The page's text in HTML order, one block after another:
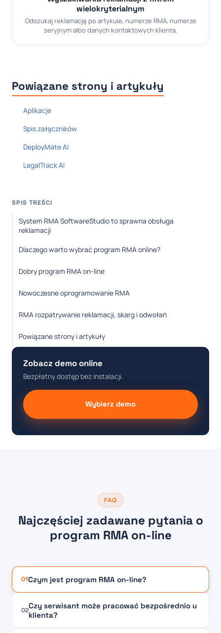
wielokryterialnym
Odszukaj reklamację po artykule, numerze RMA, numerze
seryjnym albo danych kontaktowych klienta.
Powiązane strony i artykuły
Aplikacje
Spis załączników
DeployMate AI
LegalTrack AI
SPIS TREŚCI
System RMA SoftwareStudio to sprawna obsługa
reklamacji
Dlaczego warto wybrać program RMA online?
Dobry program RMA on-line
Nowoczesne oprogramowanie RMA
RMA rozpatrywanie reklamacji, skarg i odwołań
Powiązane strony i artykuły
Zobacz demo online
Bezpłatny dostęp bez instalacji.
Wybierz demo
FAQ
Najczęściej zadawane pytania o
program RMA on-line
01Czym jest program RMA on-line?
02Czy serwisant może pracować bezpośrednio u
klienta?